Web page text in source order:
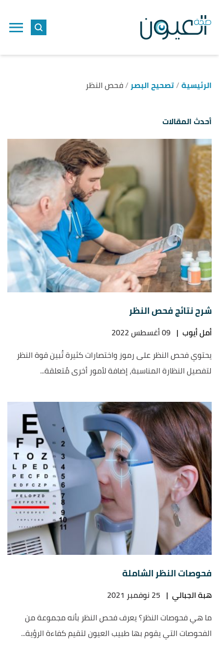
الرئيسية تصحيح البصر فحص النظر
أحدث المقالات
شرح نتائج فحص النظر
أمل أيوب | 09 أغسطس 2022
يحتوي فحص النظر على رموز واختصارات كثيرة تُبين قوة النظر
لتفصيل النظارة المناسبة، إضافة لأمور أخرى مُتعلقة...
فحوصات النظر الشاملة
هبة الجبالي | 25 نوفمبر 2021
ما هي فحوصات النظر؟ يعرف فحص النظر بأنه مجموعة من
الفحوصات التي يقوم بها طبيب العيون لتقيم كفاءة الرؤية...